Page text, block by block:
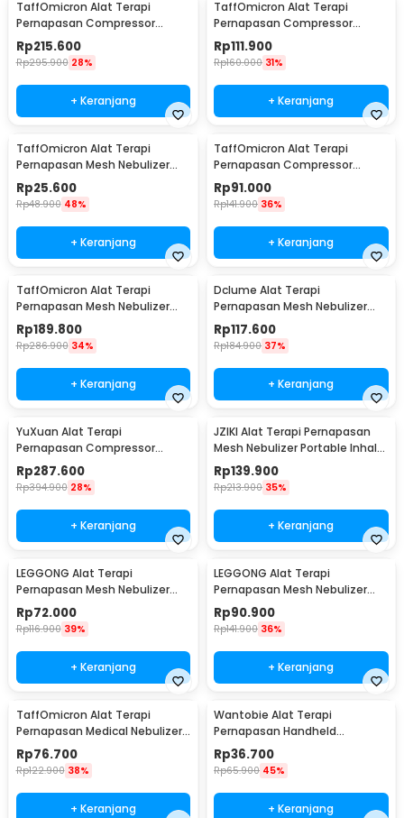
TaffOmicron Alat Terapi
Pernapasan Compressor
Nebulizer Inhaler - RAK362
Rp215.600
Rp295.900 28%
+ Keranjang
TaffOmicron Alat Terapi
Pernapasan Compressor
Nebulizer Inhaler - GS-302
Rp111.900
Rp160.000 31%
+ Keranjang
TaffOmicron Alat Terapi
Pernapasan Mesh Nebulizer
Inhaler Atomizer Baterai AA -
JSL-W302
Rp25.600
Rp48.900 48%
+ Keranjang
TaffOmicron Alat Terapi
Pernapasan Compressor
Nebulizer Inhaler - JSL-W310
Rp91.000
Rp141.900 36%
+ Keranjang
TaffOmicron Alat Terapi
Pernapasan Mesh Nebulizer
Inhaler Atomizer - YK-N3AA
Rp189.800
Rp286.900 34%
+ Keranjang
Dclume Alat Terapi
Pernapasan Mesh Nebulizer
Inhaler Atomizer - YM213
Rp117.600
Rp184.900 37%
+ Keranjang
YuXuan Alat Terapi
Pernapasan Compressor
Nebulizer Inhaler Atomizer -
CNB-69021
Rp287.600
Rp394.900 28%
+ Keranjang
JZIKI Alat Terapi Pernapasan
Mesh Nebulizer Portable Inhaler
Atomizer - ZK-Q3
Rp139.900
Rp213.900 35%
+ Keranjang
LEGGONG Alat Terapi
Pernapasan Mesh Nebulizer
Portable Inhaler Plug In - HSK-
W005
Rp72.000
Rp116.900 39%
+ Keranjang
LEGGONG Alat Terapi
Pernapasan Mesh Nebulizer
Portable Inhaler Rechargeable
- HSK-W005
Rp90.900
Rp141.900 36%
+ Keranjang
TaffOmicron Alat Terapi
Pernapasan Medical Nebulizer
Inhaler Atomizer - JSL-W309
Rp76.700
Rp122.900 38%
+ Keranjang
Wantobie Alat Terapi
Pernapasan Handheld
Nebulizer Inhaler Atomizer -
ZH-N3
Rp36.700
Rp65.900 45%
+ Keranjang